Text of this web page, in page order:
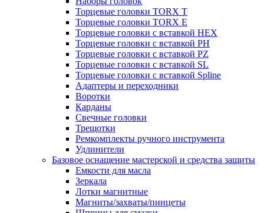
Торцевые головки TORX T
Торцевые головки TORX Е
Торцевые головки с вставкой HEX
Торцевые головки с вставкой PH
Торцевые головки с вставкой PZ
Торцевые головки с вставкой SL
Торцевые головки с вставкой Spline
Адаптеры и переходники
Воротки
Карданы
Свечные головки
Трещотки
Ремкомплекты ручного инструмента
Удлинители
Базовое оснащение мастерской и средства защиты
Емкости для масла
Зеркала
Лотки магнитные
Магниты/захваты/пинцеты